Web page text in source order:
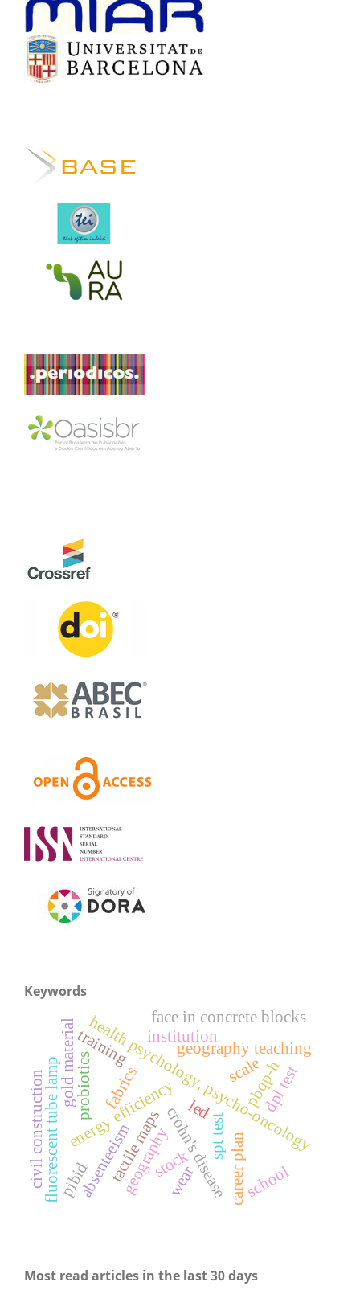
Keywords
health psychology, psycho-oncology
energy efficiency
fluorescent tube lamp led pbqp-h
civil construction probiotics
crohn's disease
geography teaching
tactile maps
gold material scale
stock
fabrics
absenteeism career plan
geography
institution
training
face in concrete blocks
school
pibid wear
dpl test
spt test
Most read articles in the last 30 days